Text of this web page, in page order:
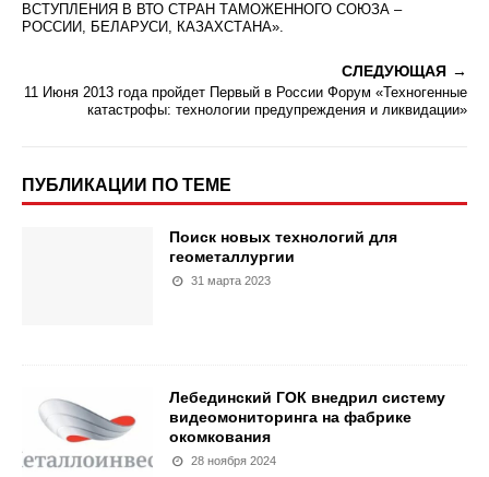
ВСТУПЛЕНИЯ В ВТО СТРАН ТАМОЖЕННОГО СОЮЗА –
РОССИИ, БЕЛАРУСИ, КАЗАХСТАНА».
СЛЕДУЮЩАЯ
11 Июня 2013 года пройдет Первый в России Форум «Техногенные
катастрофы: технологии предупреждения и ликвидации»
ПУБЛИКАЦИИ ПО ТЕМЕ
Поиск новых технологий для
геометаллургии
31 марта 2023
Лебединский ГОК внедрил систему
видеомониторинга на фабрике
окомкования
28 ноября 2024